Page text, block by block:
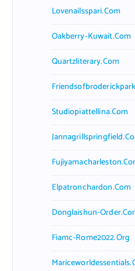
Lovenailsspari.com
Oakberry-Kuwait.com
Quartzliterary.com
Studiopiattellina.com
Elpatronchardon.com
Donglaishun-
Fiamc-Rome2022.org